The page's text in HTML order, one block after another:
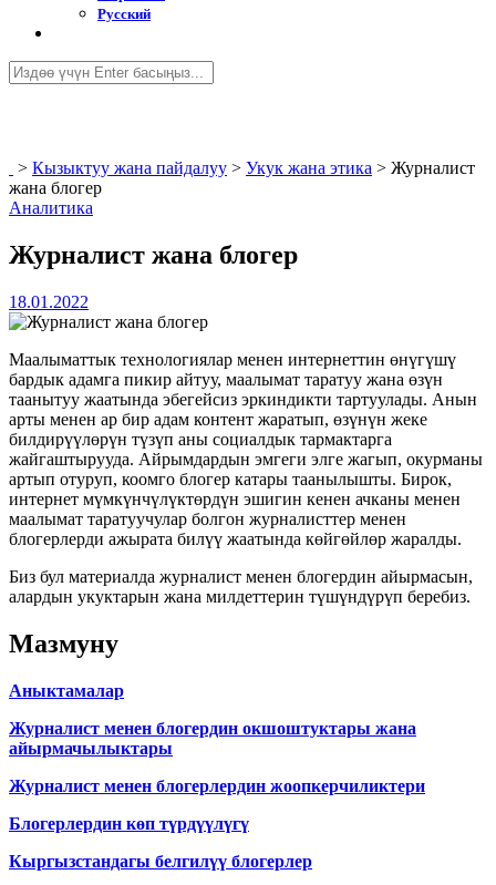
Русский
> Кызыктуу жана пайдалуу > Укук жана этика > Журналист
жана блогер
Аналитика
Журналист жана блогер
18.01.2022
Маалыматтык технологиялар менен интернеттин өнүгүшү
бардык адамга пикир айтуу, маалымат таратуу жана өзүн
таанытуу жаатында эбегейсиз эркиндикти тартуулады. Анын
арты менен ар бир адам контент жаратып, өзүнүн жеке
билдирүүлөрүн түзүп аны социалдык тармактарга
жайгаштырууда. Айрымдардын эмгеги элге жагып, окурманы
артып отуруп, коомго блогер катары таанылышты. Бирок,
интернет мүмкүнчүлүктөрдүн эшигин кенен ачканы менен
маалымат таратуучулар болгон журналисттер менен
блогерлерди ажырата билүү жаатында көйгөйлөр жаралды.
Биз бул материалда журналиcт менен блогердин айырмасын,
алардын укуктарын жана милдеттерин түшүндүрүп беребиз.
Мазмуну
Аныктамалар
Журналист менен блогердин окшоштуктары жана
айырмачылыктары
Журналист менен блогерлердин жоопкерчиликтери
Блогерлердин көп түрдүүлүгү
Кыргызстандагы белгилүү блогерлер